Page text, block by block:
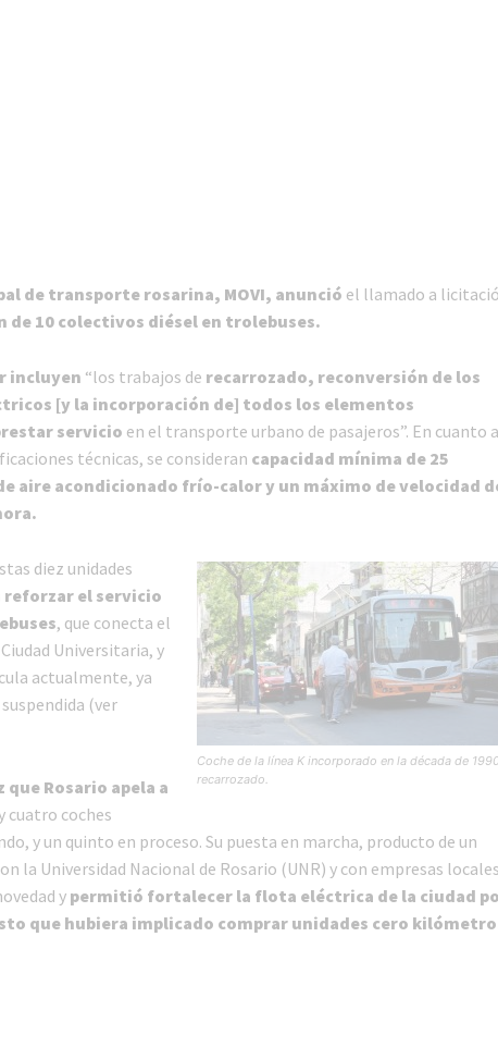
de transporte rosarina, MOVI, anunció el llamado a
de 10 colectivos diésel en trolebuses.
incluyen “los trabajos de recarrozado, reconversión de los
[y la incorporación de] todos los elementos
servicio en el transporte urbano de pasajeros”. En cuanto a
técnicas, se consideran capacidad mínima de 25
aire acondicionado frío-calor y un máximo de velocidad
Coche de la línea K incorporado en la década de
recarrozado.
diez unidades
reforzar el servicio
, que conecta el
Universitaria, y
actualmente, ya
(ver
que Rosario apela a
cuatro coches
y un quinto en proceso. Su puesta en marcha, producto de un
la Universidad Nacional de Rosario (UNR) y con empresas
ypermitió fortalecer la flota eléctrica de la ciudad
que hubiera implicado comprar unidades cero